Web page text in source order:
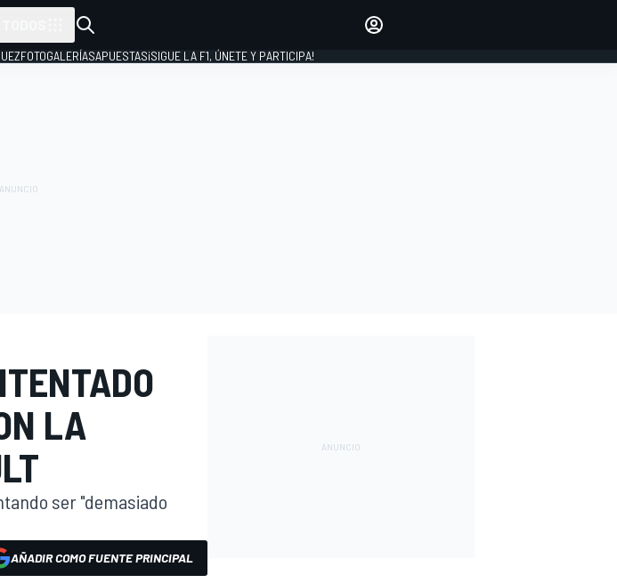
FOTOGALERÍASAPUESTAS¡SIGUE LA F1, ÚNETE Y PARTICIPA!
LA
ser "demasiado
AÑADIR COMO FUENTE PRINCIPAL